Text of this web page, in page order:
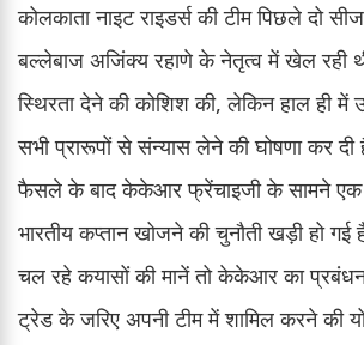
कोलकाता नाइट राइडर्स की टीम पिछले दो
बल्लेबाज अजिंक्य रहाणे के नेतृत्व में खेल रही
स्थिरता देने की कोशिश की, लेकिन हाल ही में
सभी प्रारूपों से संन्यास लेने की घोषणा कर
फैसले के बाद केकेआर फ्रेंचाइजी के सामने
भारतीय कप्तान खोजने की चुनौती खड़ी हो गई
चल रहे कयासों की मानें तो केकेआर का प्रबंधन
ट्रेड के जरिए अपनी टीम में शामिल करने की